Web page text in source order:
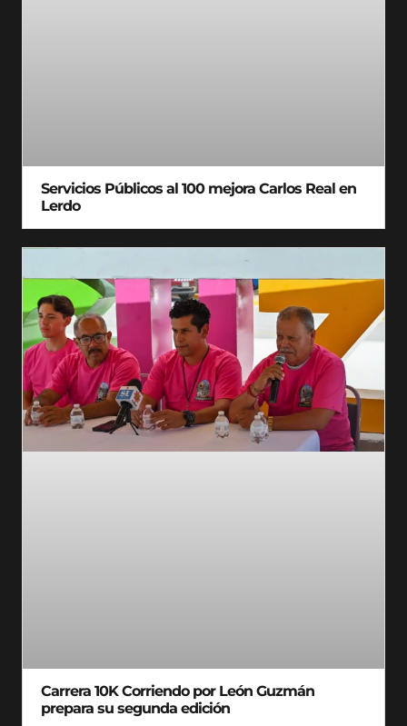
Servicios Públicos al 100 mejora Carlos Real en
Lerdo
Carrera 10K Corriendo por León Guzmán
prepara su segunda edición